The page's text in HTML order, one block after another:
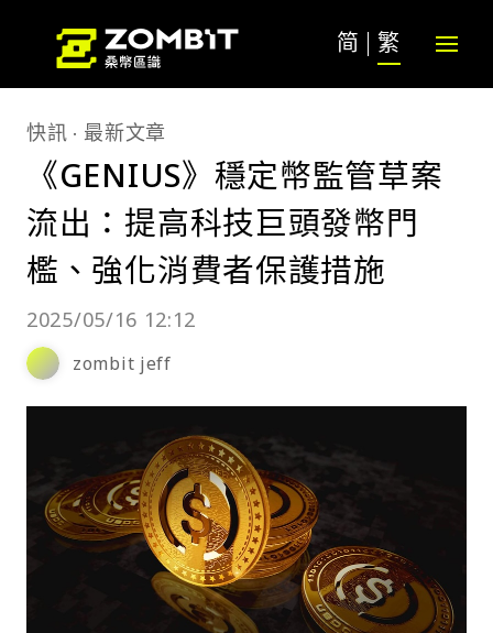
简 繁
快訊 最新文章
《GENIUS》穩定幣監管草案
流出：提高科技巨頭發幣門
檻、強化消費者保護措施
2025/05/16 12:12
zombit jeff